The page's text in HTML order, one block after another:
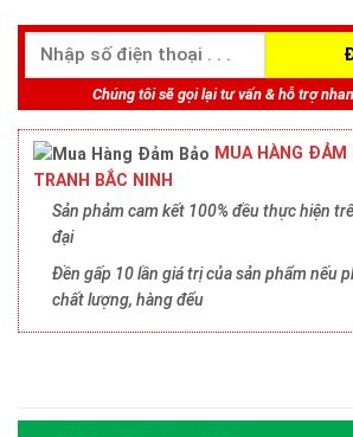
Chúng tôi sẽ gọi lại tư vấn & hỗ trợ
MUA HÀNG ĐẢM
TRANH BẮC NINH
Sản phảm cam kết 100% đều thực hiện
đại
Đền gấp 10 lần giá trị của sản phẩm nếu
chất lượng, hàng đểu